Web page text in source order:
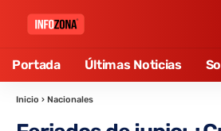
Portada Últimas Noticias
Inicio › Nacionales